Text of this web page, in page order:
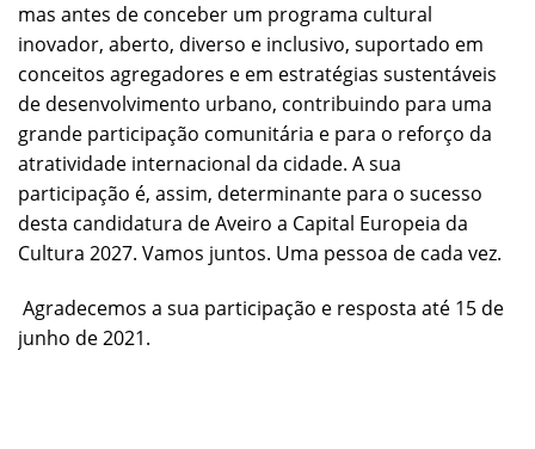
mas antes de conceber um programa cultural
inovador, aberto, diverso e inclusivo, suportado em
conceitos agregadores e em estratégias sustentáveis
de desenvolvimento urbano, contribuindo para uma
grande participação comunitária e para o reforço da
atratividade internacional da cidade. A sua
participação é, assim, determinante para o sucesso
desta candidatura de Aveiro a Capital Europeia da
Cultura 2027. Vamos juntos. Uma pessoa de cada vez.
Agradecemos a sua participação e resposta até 15 de
junho de 2021.